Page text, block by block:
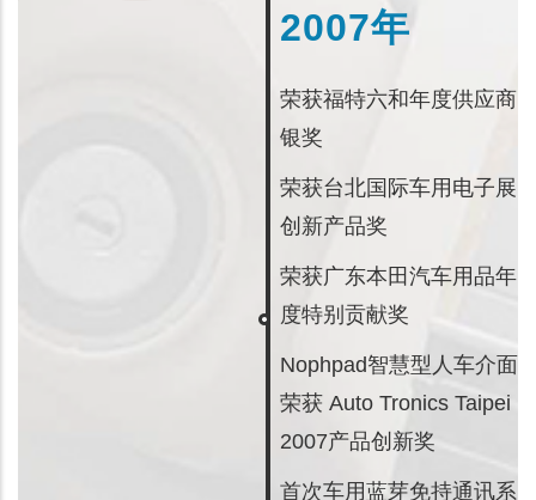
2007年
荣获福特六和年度供应商
银奖
荣获台北国际车用电子展
创新产品奖
荣获广东本田汽车用品年
度特别贡献奖
Nophpad智慧型人车介面
荣获 Auto Tronics Taipei
2007产品创新奖
首次车用蓝芽免持通讯系